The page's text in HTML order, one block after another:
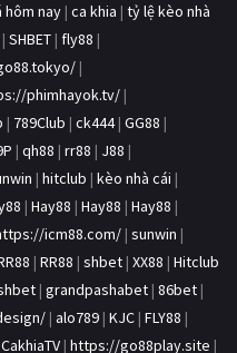
nay | ca khia | tỷ lệ kèo nhà
| SHBET | fly88 |
|
phimhayok.tv/ |
| 789Club | ck444| GG88 |
| qh88 | rr88 | J88 |
| hitclub | kèo nhà cái |
| Hay88 | Hay88 | Hay88 |
icm88.com/ | sunwin |
| RR88 | shbet | XX88 | Hitclub
| grandpashabet | 86bet |
| alo789 | KJC | FLY88 |
CakhiaTV | https://go88play.site |